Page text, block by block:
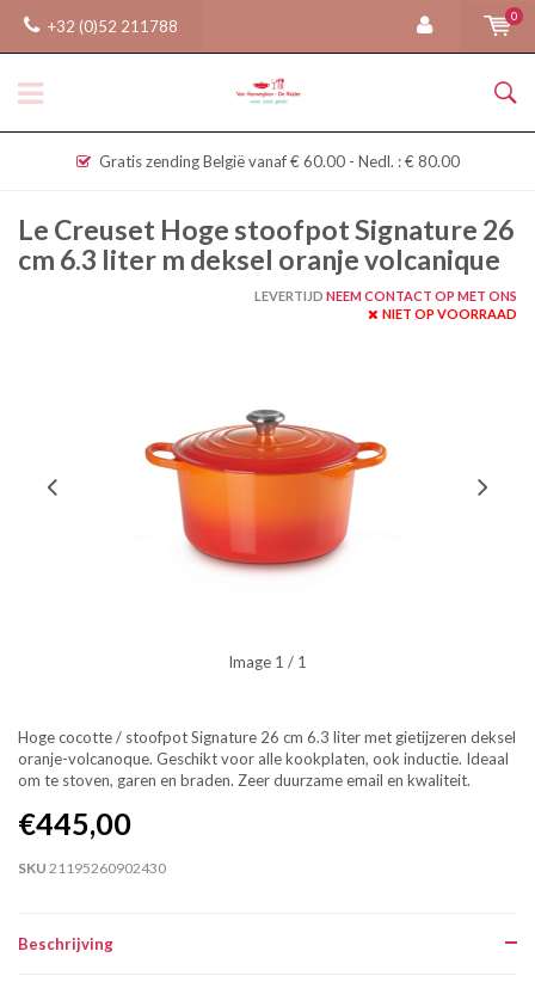
+32 (0)52 211788
0
Gratis zending België vanaf € 60.00 - Nedl. : € 80.00
Le Creuset Hoge stoofpot Signature 26
cm 6.3 liter m deksel oranje volcanique
LEVERTIJD NEEM CONTACT OP MET ONS
NIET OP VOORRAAD
Image 1 / 1
Hoge cocotte / stoofpot Signature 26 cm 6.3 liter met gietijzeren deksel
oranje-volcanoque. Geschikt voor alle kookplaten, ook inductie. Ideaal
om te stoven, garen en braden. Zeer duurzame email en kwaliteit.
€445,00
SKU 21195260902430
Beschrijving